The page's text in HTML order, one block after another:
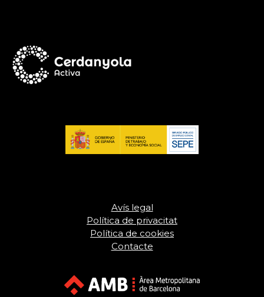
Avís legal
Política de privacitat
Política de cookies
Contacte